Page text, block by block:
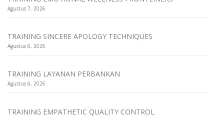
Agustus 7, 2026
TRAINING SINCERE APOLOGY TECHNIQUES
Agustus 6, 2026
TRAINING LAYANAN PERBANKAN
Agustus 6, 2026
TRAINING EMPATHETIC QUALITY CONTROL